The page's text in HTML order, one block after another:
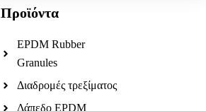
Προϊόντα
EPDM Rubber
Granules
Διαδρομές τρεξίματος
Δάπεδο EPDM